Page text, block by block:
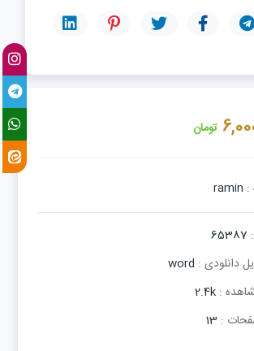
تومان
:
ramin
65387
دانلودی : word
:
2.4k
:
13